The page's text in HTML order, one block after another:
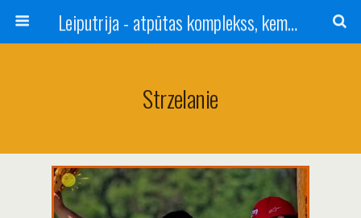
Leiputrija - atpūtas komplekss, kempings, viesu nams pie Rīgas / Camping, caravan site, bed and breakfast near Riga / Camping, caravanas, bungalows Letonia / Campingplatz, Caravanpark, Zimmer in Lettland / Kемпинг и гостевой дом к Риги
Strzelanie